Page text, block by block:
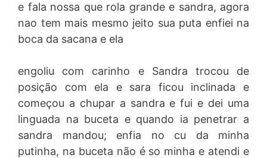
e fala nossa que rola grande e sandra, agora
nao tem mais mesmo jeito sua puta enfiei na
boca da sacana e ela
engoliu com carinho e Sandra trocou de
posição com ela e sara ficou inclinada e
começou a chupar a sandra e fui e dei uma
linguada na buceta e quando ia penetrar a
sandra mandou; enfia no cu da minha
putinha, na buceta não é so minha e atendi e